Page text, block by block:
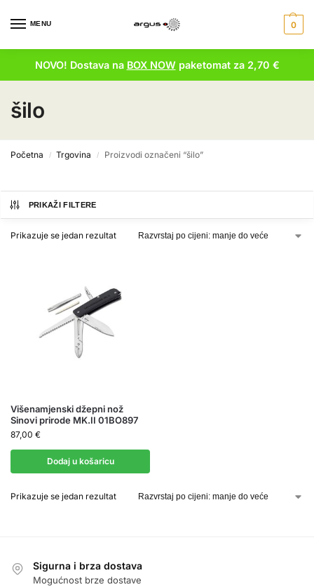
MENU 0
NOVO! Dostava na BOX NOWpaketomat za 2,70 €
šilo
Početna / Trgovina / Proizvodi označeni “šilo”
PRIKAŽI FILTERE
Prikazuje se jedan rezultat
Višenamjenski džepni nož
Sinovi prirode MK.II 01BO897
87,00 €
Dodaj u košaricu
Prikazuje se jedan rezultat
Sigurna i brza dostava
Mogućnost brze dostave